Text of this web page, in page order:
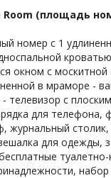
Room (площадь
номер с 1
окном с москитной
в мраморе -
телевизор с
для телефона,
журнальный
для одежды,
туалетно-
набор